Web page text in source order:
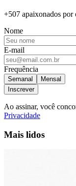
+507 apaixonados por
Nome
E-mail
Frequência
Semanal
Mensal
Inscrever
Ao assinar, você
Privacidade
Mais lidos